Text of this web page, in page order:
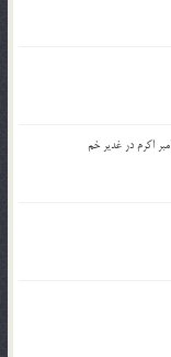
اکرم در غدیر خم